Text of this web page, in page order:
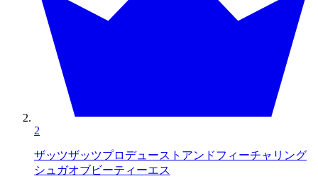
2
ザッツザッツプロデューストアンドフィーチャリング
シュガオブビーティーエス